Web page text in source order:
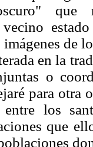
que
vecino
de
en la
o
para otra
entre los
que